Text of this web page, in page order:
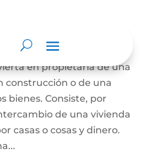
para que una
en propietaria de una
construcción o de una
bienes. Consiste, por
de una vivienda
casas o cosas y dinero.